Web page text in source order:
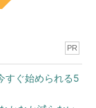
PR
すぐ始められる5